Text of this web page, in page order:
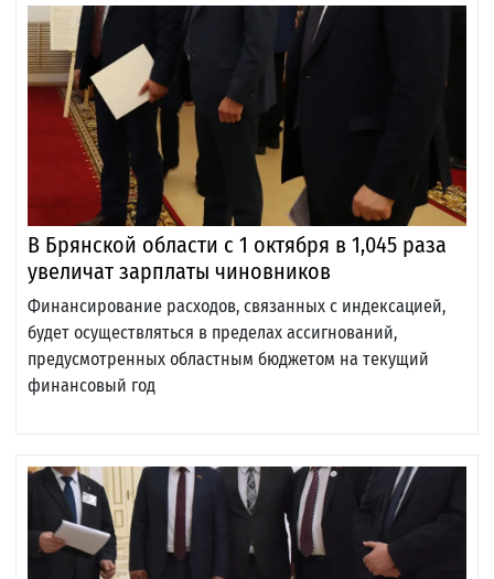
В Брянской области с 1 октября в 1,045 раза
увеличат зарплаты чиновников
Финансирование расходов, связанных с индексацией,
будет осуществляться в пределах ассигнований,
предусмотренных областным бюджетом на текущий
финансовый год